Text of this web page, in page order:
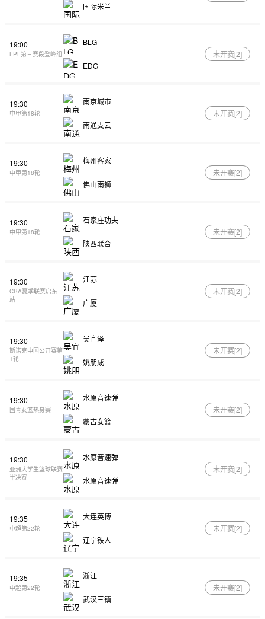
国际米兰
19:00
LPL第三赛段登峰组
BLG
EDG
未开赛[2]
19:30
中甲第18轮
南京城市
南通支云
未开赛[2]
19:30
中甲第18轮
梅州客家
佛山南狮
未开赛[2]
19:30
中甲第18轮
石家庄功夫
陕西联合
未开赛[2]
19:30
CBA夏季联赛启东
站
江苏
广厦
未开赛[2]
19:30
斯诺克中国公开赛第
1轮
吴宜泽
姚朋成
未开赛[2]
19:30
国青女篮热身赛
水原音速弹
蒙古女篮
未开赛[2]
19:30
亚洲大学生篮球联赛
半决赛
水原音速弹
水原音速弹
未开赛[2]
19:35
中超第22轮
大连英博
辽宁铁人
未开赛[2]
19:35
中超第22轮
浙江
武汉三镇
未开赛[2]